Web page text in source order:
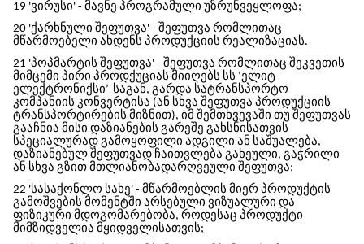
19 'ვირუსი' - მავნე პროგრამული უზრუნვეყლოფა;
20 'ქარხნული შეფუთვა' - შეფუთვა რომლითაც
მწარმოებელი ახდენს პროდუქციის რეალიზაციას.
21 'პოპმარტის შეფუთვა' - შეფუთვა რომლითაც შეკვეთის
მიმცემი პირი პროდქუციას მიიღებს სს ‘ელიტ
ელექტრონიქსი’-საგან, გარდა სატრანსპორტო
კომპანიის კონვერტისა (ან სხვა შეფუთვა პროდუქციის
ტრანსპორტირების მიზნით), იმ შემთხვევაში თუ შეფუთვას
გააჩნია მისი დაზიანების გარეშე გახსნისათვის
სპეციალურად გამოყოფილი ადგილი ან საშუალება,
დაზიანებულ შეფუთვად ჩაითვლება გახეული, გაჭრილი
ან სხვა გზით მთლიანობადარღვეული შეფუთვა;
22 'სასაქონლო სახე' - მწარმოებლის მიერ პროდუქტის
გამოშვების მომენტში არსებული ვიზუალური და
ფიზიკური მდოგომარებობა, როდესაც პროდუქტი
მიმზიდველია მყიდველისათვის;